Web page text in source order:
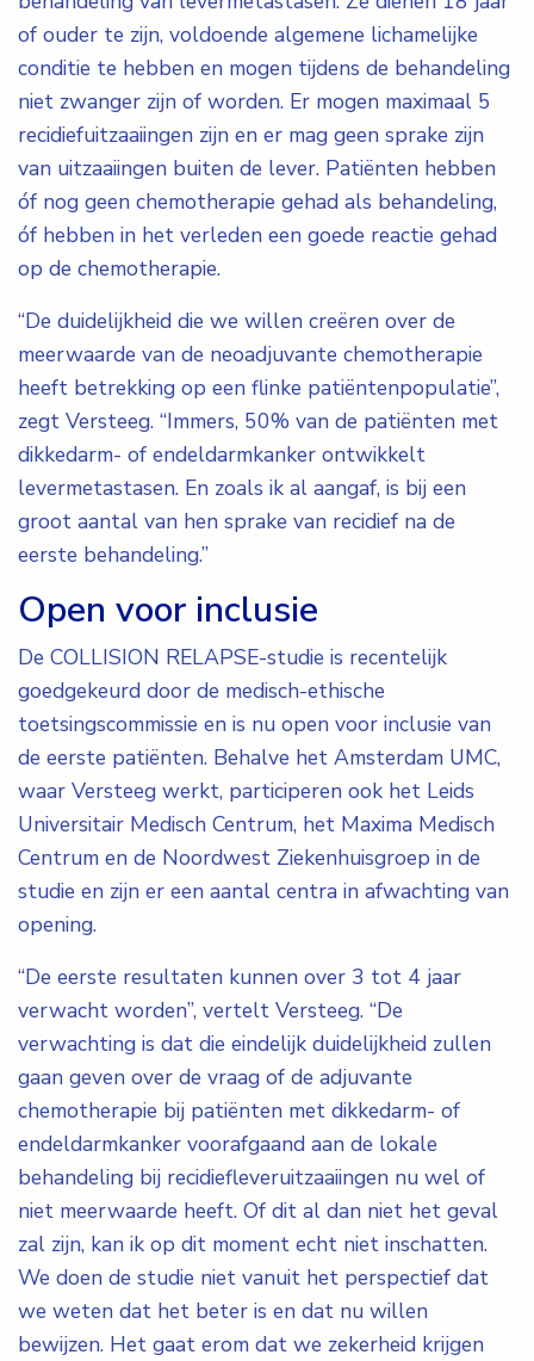
of ouder te zijn, voldoende algemene lichamelijke
conditie te hebben en mogen tijdens de behandeling
niet zwanger zijn of worden. Er mogen maximaal 5
recidiefuitzaaiingen zijn en er mag geen sprake zijn
van uitzaaiingen buiten de lever. Patiënten hebben
óf nog geen chemotherapie gehad als behandeling,
óf hebben in het verleden een goede reactie gehad
op de chemotherapie.
“De duidelijkheid die we willen creëren over de
meerwaarde van de neoadjuvante chemotherapie
heeft betrekking op een flinke patiëntenpopulatie”,
zegt Versteeg. “Immers, 50% van de patiënten met
dikkedarm- of endeldarmkanker ontwikkelt
levermetastasen. En zoals ik al aangaf, is bij een
groot aantal van hen sprake van recidief na de
eerste behandeling.”
Open voor inclusie
De COLLISION RELAPSE-studie is recentelijk
goedgekeurd door de medisch-ethische
toetsingscommissie en is nu open voor inclusie van
de eerste patiënten. Behalve het Amsterdam UMC,
waar Versteeg werkt, participeren ook het Leids
Universitair Medisch Centrum, het Maxima Medisch
Centrum en de Noordwest Ziekenhuisgroep in de
studie en zijn er een aantal centra in afwachting van
opening.
“De eerste resultaten kunnen over 3 tot 4 jaar
verwacht worden”, vertelt Versteeg. “De
verwachting is dat die eindelijk duidelijkheid zullen
gaan geven over de vraag of de adjuvante
chemotherapie bij patiënten met dikkedarm- of
endeldarmkanker voorafgaand aan de lokale
behandeling bij recidiefleveruitzaaiingen nu wel of
niet meerwaarde heeft. Of dit al dan niet het geval
zal zijn, kan ik op dit moment echt niet inschatten.
We doen de studie niet vanuit het perspectief dat
we weten dat het beter is en dat nu willen
bewijzen. Het gaat erom dat we zekerheid krijgen